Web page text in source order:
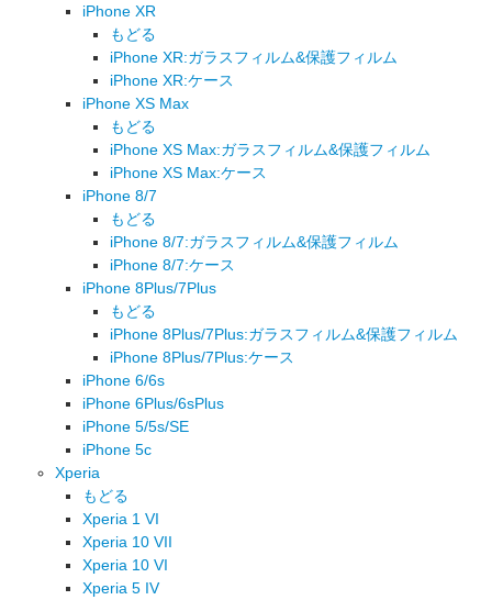
iPhone XR
もどる
iPhone XR:ガラスフィルム&保護フィルム
iPhone XR:ケース
iPhone XS Max
もどる
iPhone XS Max:ガラスフィルム&保護フィルム
iPhone XS Max:ケース
iPhone 8/7
もどる
iPhone 8/7:ガラスフィルム&保護フィルム
iPhone 8/7:ケース
iPhone 8Plus/7Plus
もどる
iPhone 8Plus/7Plus:ガラスフィルム&保護フィルム
iPhone 8Plus/7Plus:ケース
iPhone 6/6s
iPhone 6Plus/6sPlus
iPhone 5/5s/SE
iPhone 5c
Xperia
もどる
Xperia 1 VI
Xperia 10 VII
Xperia 10 VI
Xperia 5 IV